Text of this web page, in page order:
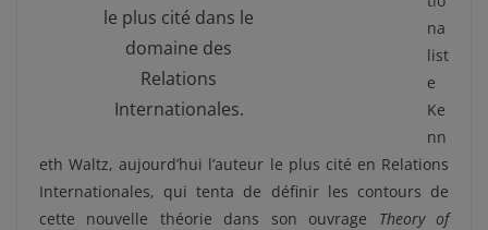
le plus cité dans le
domaine des
Relations
Internationales.
na
list
e
Ke
nn
eth Waltz, aujourd’hui l’auteur le plus cité en Relations
Internationales, qui tenta de définir les contours de
cette nouvelle théorie dans son ouvrage Theory of